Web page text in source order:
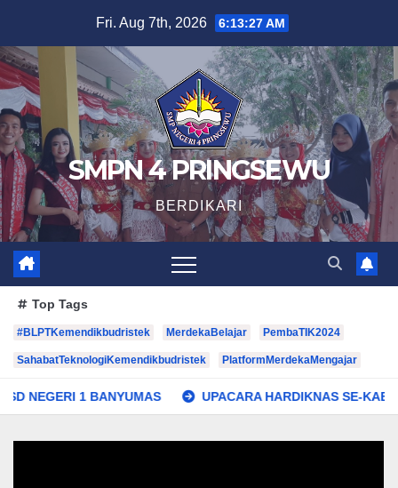
content
Fri. Aug 7th, 2026 6:13:28 AM
SMPN 4 PRINGSEWU
BERDIKARI
Top Tags
#BLPTKemendikbudristek MerdekaBelajar PembaTIK2024
SahabatTeknologiKemendikbudristek PlatformMerdekaMengajar
1 BANYUMAS UPACARA HARDIKNAS SE-KABUPATEN